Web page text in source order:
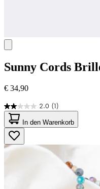
Sunny Cords
€ 34,90
2.0 (1)
2.0
von
5
Sternen.
1
In den Warenkorb